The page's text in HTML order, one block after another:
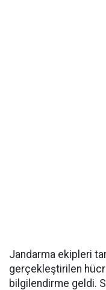
Jandarma ekipleri
gerçekleştirilen
bilgilendirme geldi.